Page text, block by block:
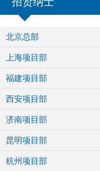
北京总部
上海项目部
福建项目部
西安项目部
济南项目部
昆明项目部
杭州项目部